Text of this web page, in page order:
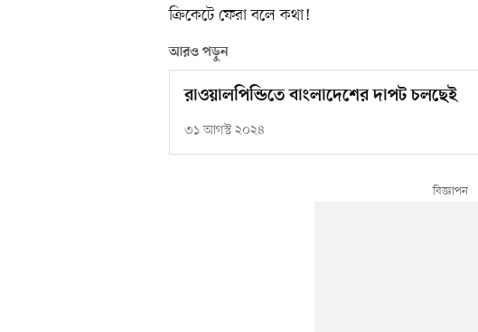
ক্রিকেটে ফেরা বলে কথা!
আরও পড়ুন
রাওয়ালপিন্ডিতে বাংলাদেশের দাপট চলছেই
৩১ আগস্ট ২০২৪